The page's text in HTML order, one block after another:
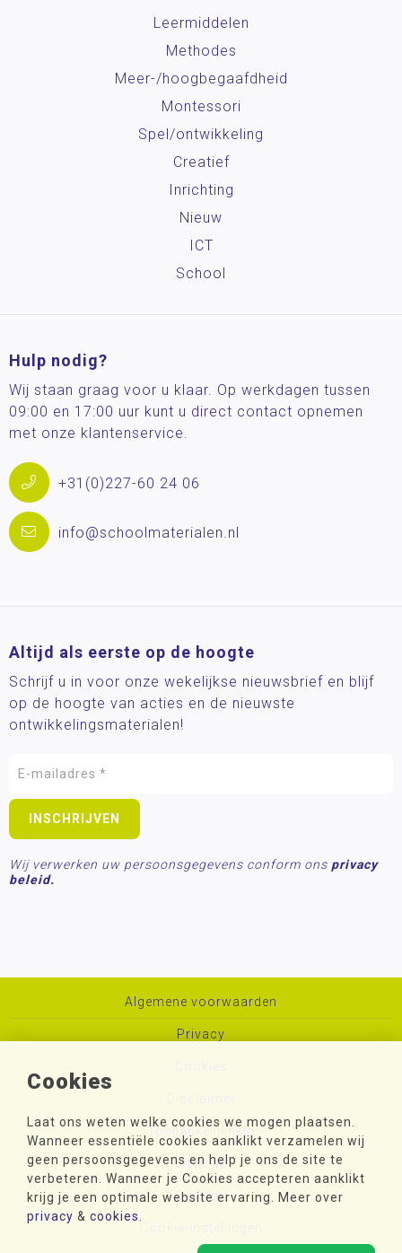
Cookies
Laat ons weten welke cookies we mogen plaatsen.
Wanneer essentiële cookies aanklikt verzamelen wij
geen persoonsgegevens en help je ons de site te
verbeteren. Wanneer je Cookies accepteren aanklikt
krijg je een optimale website ervaring. Meer over
privacy & cookies
Leermiddelen
Methodes
Meer-/hoog­begaafdheid
Montessori
Spel/ontwikkeling
Creatief
Inrichting
Nieuw
ICT
School
Hulp nodig?
Wij staan graag voor u klaar. Op werkdagen tussen
09:00 en 17:00 uur kunt u direct contact opnemen
met onze klantenservice.
+31(0)227-60 24 06
info@schoolmaterialen.nl
Altijd als eerste op de hoogte
Schrijf u in voor onze wekelijkse nieuwsbrief en blijf
op de hoogte van acties en de nieuwste
ontwikkelingsmaterialen!
Wij verwerken uw persoonsgegevens conform ons privacy
beleid.
Algemene voorwaarden
Privacy
Toegankelijkheid
Sitemap
Colofon